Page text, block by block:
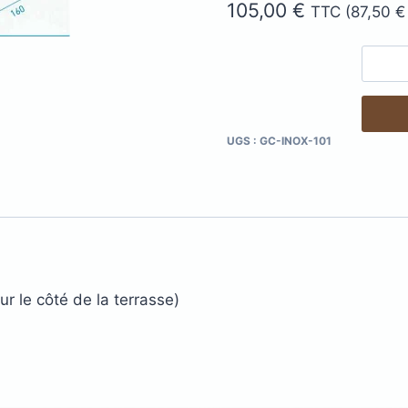
105,00 € TTC (87,50 €
UGS : GC-INOX-101
le côté de la terrasse)